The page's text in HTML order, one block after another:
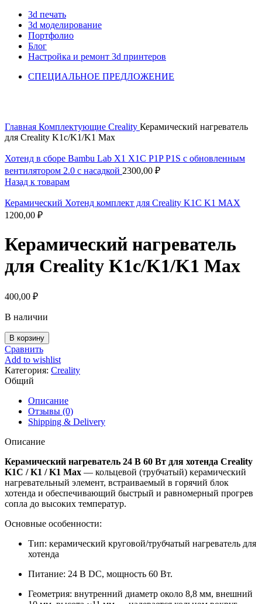
3d печать
3d моделирование
Портфолио
Блог
Настройка и ремонт 3d принтеров
СПЕЦИАЛЬНОЕ ПРЕДЛОЖЕНИЕ
Главная Комплектующие Creality Керамический нагреватель
для Creality K1c/K1/K1 Max
Хотенд в сборе Bambu Lab X1 X1C P1P P1S с обновленным
вентилятором 2.0 с насадкой 2300,00 ₽
Назад к товарам
Керамический Хотенд комплект для Creality K1C K1 MAX
1200,00 ₽
Керамический нагреватель
для Creality K1c/K1/K1 Max
400,00 ₽
В наличии
В корзину
Сравнить
Add to wishlist
Категория: Creality
Общий
Описание
Отзывы (0)
Shipping & Delivery
Описание
Керамический нагреватель 24 В 60 Вт для хотенда Creality
K1C / K1 / K1 Max — кольцевой (трубчатый) керамический
нагревательный элемент, встраиваемый в горячий блок
хотенда и обеспечивающий быстрый и равномерный прогрев
сопла до высоких температур.
Основные особенности:
Тип: керамический круговой/трубчатый нагреватель для
хотенда
Питание: 24 В DC, мощность 60 Вт.
Геометрия: внутренний диаметр около 8,8 мм, внешний